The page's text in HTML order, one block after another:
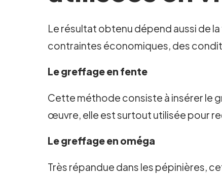
Le résultat obtenu dépend aussi de
contraintes économiques, des
Le greffage en fente
Cette méthode consiste à insérer le
œuvre, elle est surtout utilisée pour
Le greffage en oméga
Très répandue dans les pépinières,